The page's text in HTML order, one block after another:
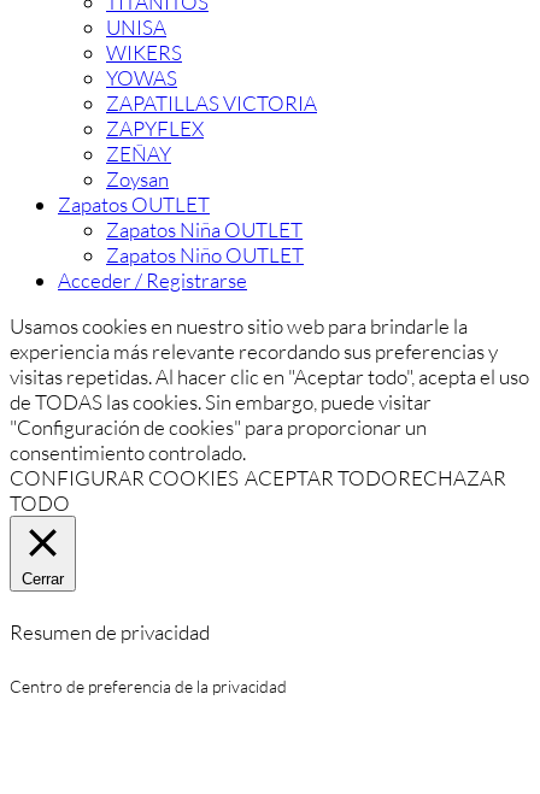
UNISA
WIKERS
YOWAS
ZAPATILLAS VICTORIA
ZAPYFLEX
ZEÑAY
Zoysan
Zapatos OUTLET
Zapatos Niña OUTLET
Zapatos Niño OUTLET
Acceder / Registrarse
Usamos cookies en nuestro sitio web para brindarle la
experiencia más relevante recordando sus preferencias y
visitas repetidas. Al hacer clic en "Aceptar todo", acepta el uso
de TODAS las cookies. Sin embargo, puede visitar
"Configuración de cookies" para proporcionar un
consentimiento controlado.
CONFIGURAR COOKIES ACEPTAR TODORECHAZAR
TODO
Cerrar
Resumen de privacidad
Centro de preferencia de la privacidad